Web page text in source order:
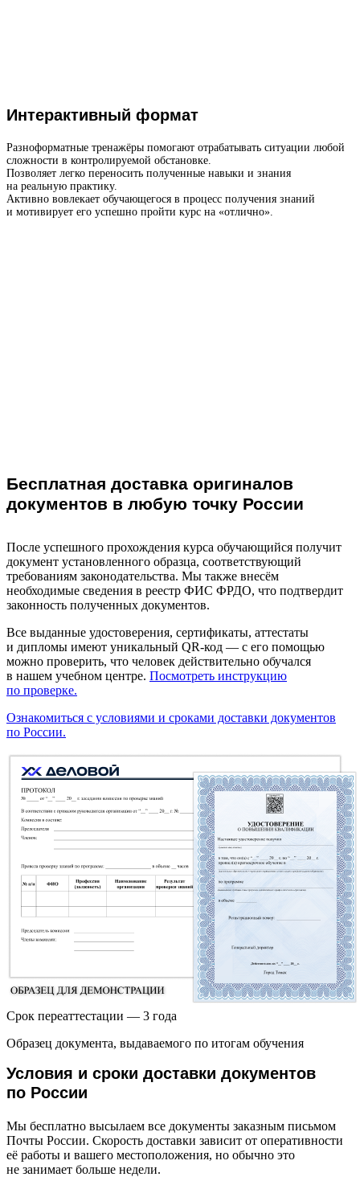
Интерактивный формат
Разноформатные тренажёры помогают отрабатывать ситуации любой
сложности в контролируемой обстановке.
Позволяет легко переносить полученные навыки и знания
на реальную практику.
Активно вовлекает обучающегося в процесс получения знаний
и мотивирует его успешно пройти курс на «отлично».
Бесплатная доставка оригиналов
документов в любую точку России
После успешного прохождения курса обучающийся получит
документ установленного образца, соответствующий
требованиям законодательства. Мы также внесём
необходимые сведения в реестр ФИС ФРДО, что подтвердит
законность полученных документов.
Все выданные удостоверения, сертификаты, аттестаты
и дипломы имеют уникальный QR-код — с его помощью
можно проверить, что человек действительно обучался
в нашем учебном центре. Посмотреть инструкцию
по проверке.
Ознакомиться с условиями и сроками доставки документов
по России.
Срок переаттестации — 3 года
Образец документа, выдаваемого по итогам обучения
Условия и сроки доставки документов
по России
Мы бесплатно высылаем все документы заказным письмом
Почты России. Скорость доставки зависит от оперативности
её работы и вашего местоположения, но обычно это
не занимает больше недели.